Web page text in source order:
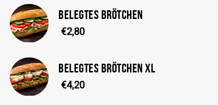
BELEGTES BRÖTCHEN
€2,80
BELEGTES BRÖTCHEN XL
€4,20